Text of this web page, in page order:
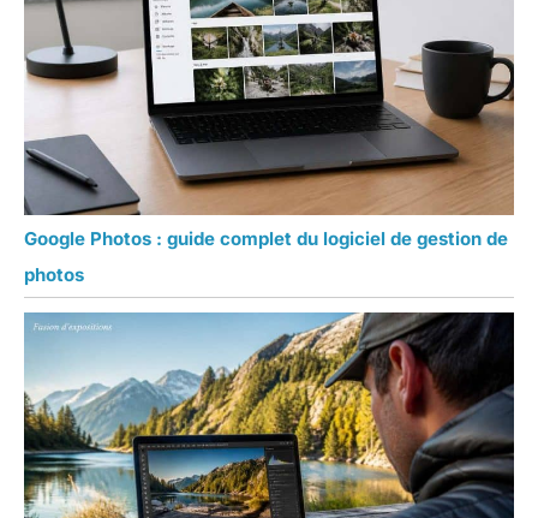
Google Photos : guide complet du logiciel de gestion de
photos